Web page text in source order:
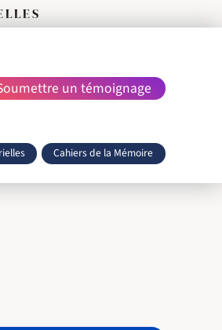
un témoignage
Cahiers de la Mémoire